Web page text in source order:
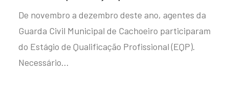
De novembro a dezembro deste ano, agentes da
Guarda Civil Municipal de Cachoeiro participaram
do Estágio de Qualificação Profissional (EQP).
Necessário…